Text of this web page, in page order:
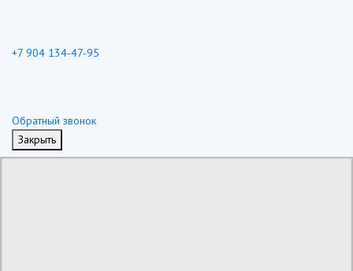
+7 904 134-47-95
Обратный звонок
Закрыть